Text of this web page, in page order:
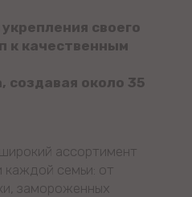
своего
к качественным
создавая около 35
ассортимент
каждой семьи: от
замороженных